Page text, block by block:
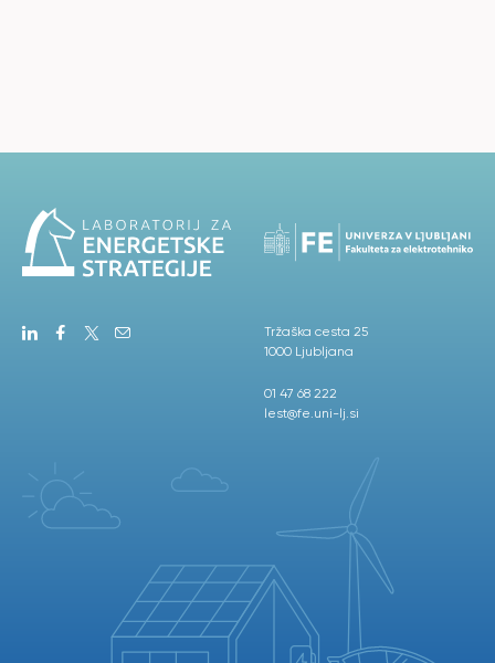
Tržaška cesta 25
1000 Ljubljana
01 47 68 222
lest@fe.uni-lj.si